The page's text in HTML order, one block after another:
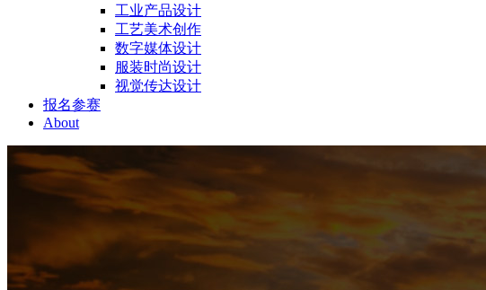
工业产品设计
工艺美术创作
数字媒体设计
服装时尚设计
视觉传达设计
报名参赛
About